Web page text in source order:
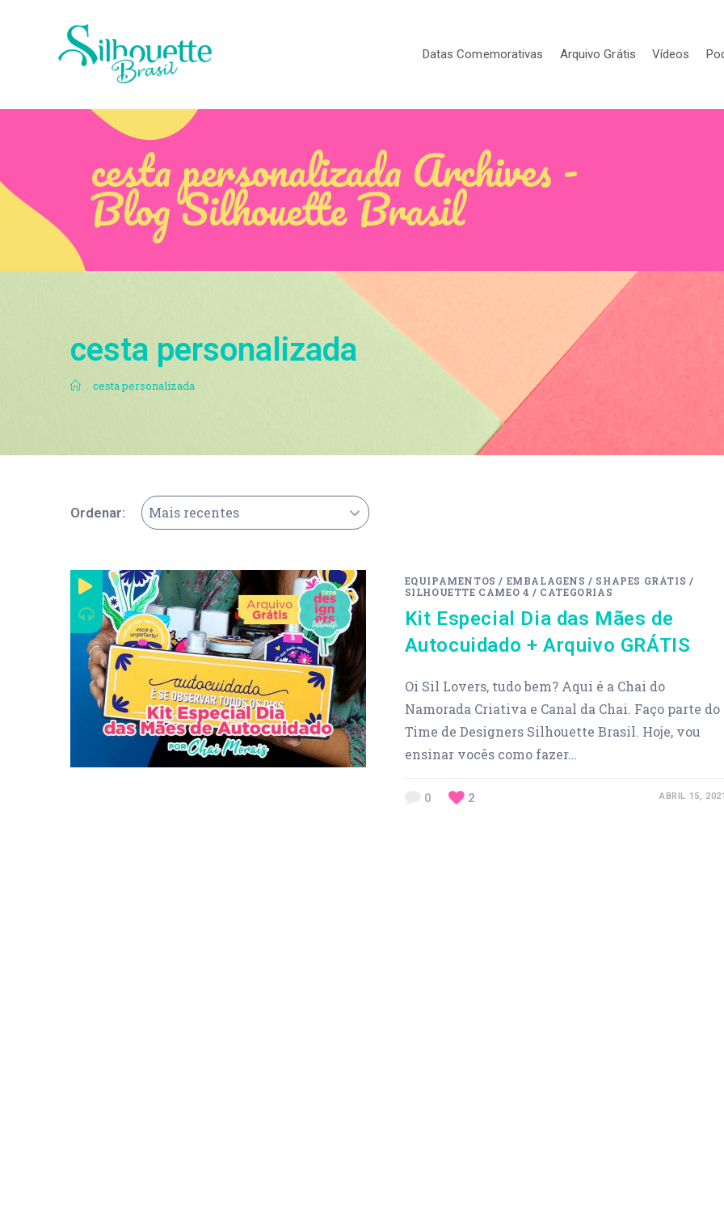
Datas Comemorativas Arquivo Grátis Vídeos
cesta personalizada Archives -
Blog Silhouette Brasil
cesta personalizada
. cesta personalizada
Ordenar: Mais recentes
EQUIPAMENTOS / EMBALAGENS / SHAPES GRÁTIS /
SILHOUETTE CAMEO 4 / CATEGORIAS
Kit Especial Dia das Mães de
Autocuidado + Arquivo GRÁTIS
Oi Sil Lovers, tudo bem? Aqui é a Chai do
Namorada Criativa e Canal da Chai. Faço parte do
Time de Designers Silhouette Brasil. Hoje, vou
ensinar vocês como fazer…
0 2 ABRIL 15, 2021